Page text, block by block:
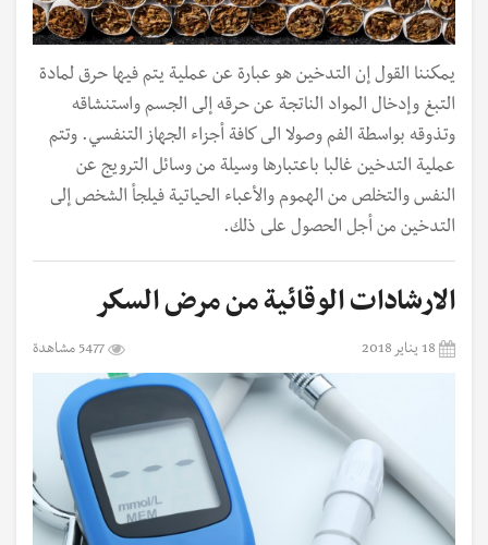
يمكننا القول إن التدخين هو عبارة عن عملية يتم فيها حرق لمادة
التبغ وإدخال المواد الناتجة عن حرقه إلى الجسم واستنشاقه
وتذوقه بواسطة الفم وصولا الى كافة أجزاء الجهاز التنفسي. وتتم
عملية التدخين غالبا باعتبارها وسيلة من وسائل الترويج عن
النفس والتخلص من الهموم والأعباء الحياتية فيلجأ الشخص إلى
التدخين من أجل الحصول على ذلك.
الارشادات الوقائية من مرض السكر
18 يناير 2018 5477 مشاهدة